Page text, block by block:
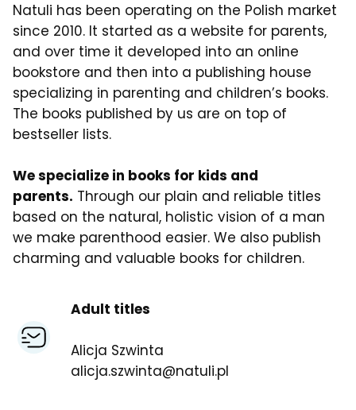
Natuli has been operating on the Polish market
since 2010. It started as a website for parents,
and over time it developed into an online
bookstore and then into a publishing house
specializing in parenting and children’s books.
The books published by us are on top of
bestseller lists.
We specialize in books for kids and
parents. Through our plain and reliable titles
based on the natural, holistic vision of a man
we make parenthood easier. We also publish
charming and valuable books for children.
Adult titles
Alicja Szwinta
alicja.szwinta@natuli.pl